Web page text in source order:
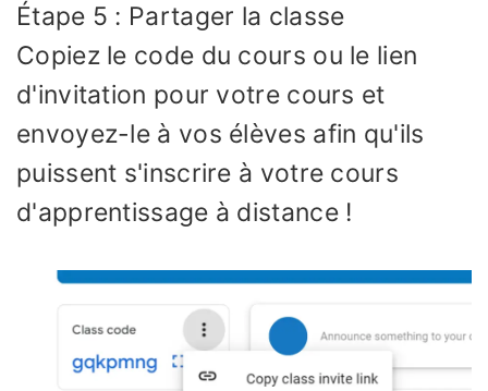
Étape 5 : Partager la classe
Copiez le code du cours ou le lien
d'invitation pour votre cours et
envoyez-le à vos élèves afin qu'ils
puissent s'inscrire à votre cours
d'apprentissage à distance !